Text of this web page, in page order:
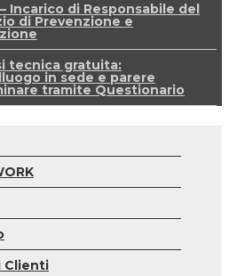
– Incarico di Responsabile del
di Prevenzione e
tecnica gratuita:
in sede e parere
tramite Questionario
Clienti